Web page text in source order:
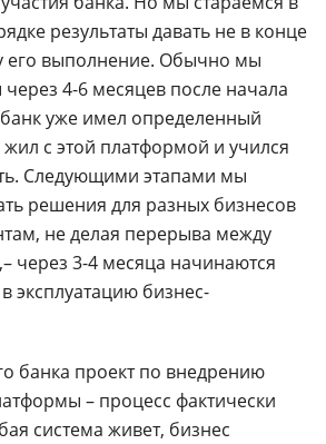
результаты давать не в конце
его выполнение. Обычно мы
4-6 месяцев после начала
уже имел определенный
жил с этой платформой и учился
Следующими этапами мы
решения для разных бизнесов
не делая перерыва между
через 3-4 месяца начинаются
эксплуатацию бизнес-
банка проект по внедрению
– процесс фактически
система живет, бизнес